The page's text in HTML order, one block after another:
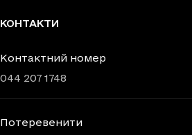
КОНТАКТИ
Контактний номер
044 207 1748
Потеревенити